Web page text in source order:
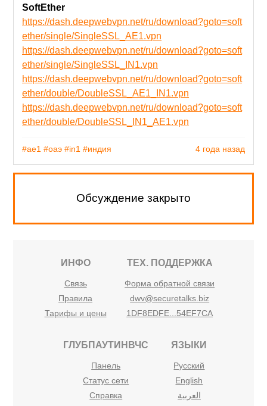
SoftEther
https://dash.deepwebvpn.net/ru/download?goto=soft
ether/single/SingleSSL_AE1.vpn
https://dash.deepwebvpn.net/ru/download?goto=soft
ether/single/SingleSSL_IN1.vpn
https://dash.deepwebvpn.net/ru/download?goto=soft
ether/double/DoubleSSL_AE1_IN1.vpn
https://dash.deepwebvpn.net/ru/download?goto=soft
ether/double/DoubleSSL_IN1_AE1.vpn
4 года назад
#ae1 #оаэ #in1 #индия
Обсуждение закрыто
ИНФО
Связь
Правила
Тарифы и цены
ТЕХ. ПОДДЕРЖКА
Форма обратной связи
dwv@securetalks.biz
1DF8EDFE...54EF7CA
ГЛУБПАУТИНВЧС
Панель
Статус сети
Справка
ЯЗЫКИ
Русский
English
العربية